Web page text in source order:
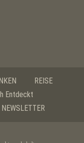
REISE
Entdeckt
NEWSLETTER